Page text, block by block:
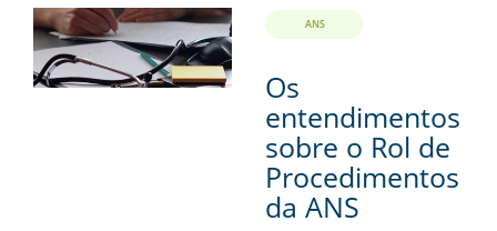
ANS
Os
entendimentos
sobre o Rol de
Procedimentos
da ANS